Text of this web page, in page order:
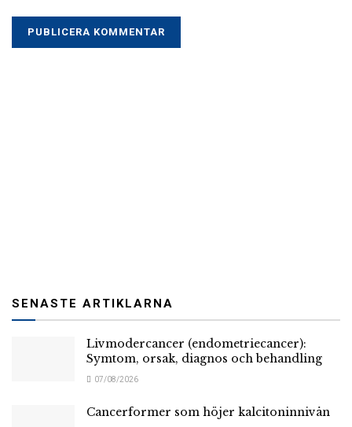
SENASTE ARTIKLARNA
Livmodercancer (endometriecancer):
Symtom, orsak, diagnos och behandling
07/08/2026
Cancerformer som höjer kalcitoninnivån